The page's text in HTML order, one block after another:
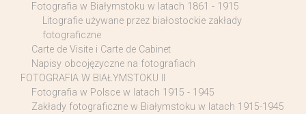
Fotografia w Białymstoku w latach 1861 - 1915
Litografie używane przez białostockie zakłady
fotograficzne
Carte de Visite i Carte de Cabinet
Napisy obcojęzyczne na fotografiach
FOTOGRAFIA W BIAŁYMSTOKU II
Fotografia w Polsce w latach 1915 - 1945
Zakłady fotograficzne w Białymstoku w latach 1915-1945